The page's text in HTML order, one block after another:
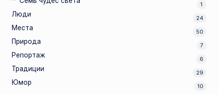
1
Люди
24
Места
50
Природа
7
Репортаж
6
Традиции
29
Юмор
10